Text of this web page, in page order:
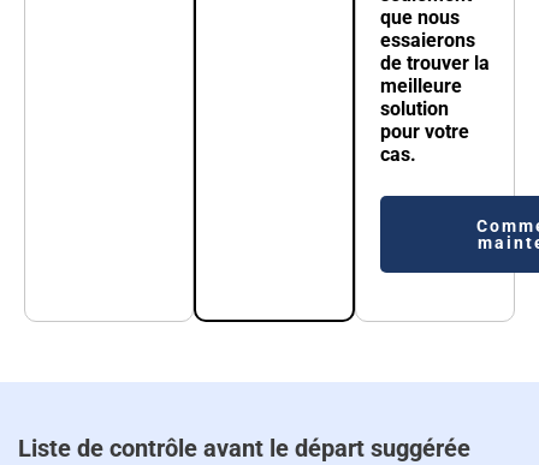
que nous
essaierons
de trouver la
meilleure
solution
pour votre
cas.
Liste de contrôle avant le départ suggérée